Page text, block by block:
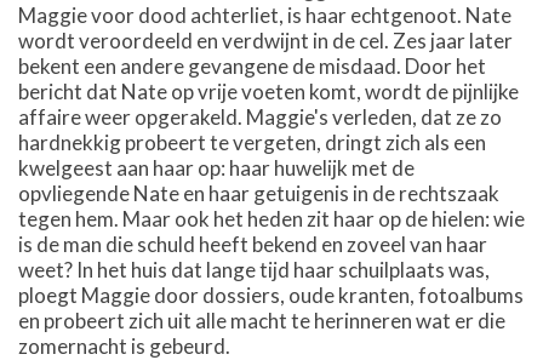
Maggie voor dood achterliet, is haar echtgenoot. Nate
wordt veroordeeld en verdwijnt in de cel. Zes jaar later
bekent een andere gevangene de misdaad. Door het
bericht dat Nate op vrije voeten komt, wordt de pijnlijke
affaire weer opgerakeld. Maggie's verleden, dat ze zo
hardnekkig probeert te vergeten, dringt zich als een
kwelgeest aan haar op: haar huwelijk met de
opvliegende Nate en haar getuigenis in de rechtszaak
tegen hem. Maar ook het heden zit haar op de hielen: wie
is de man die schuld heeft bekend en zoveel van haar
weet? In het huis dat lange tijd haar schuilplaats was,
ploegt Maggie door dossiers, oude kranten, fotoalbums
en probeert zich uit alle macht te herinneren wat er die
zomernacht is gebeurd.